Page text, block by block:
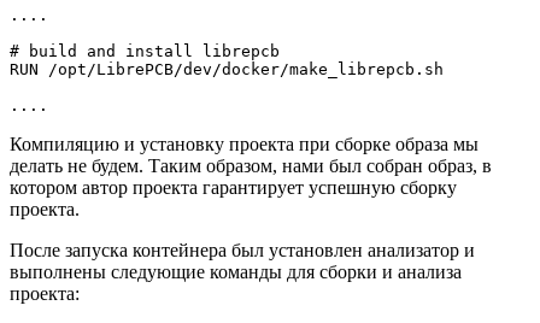
....
# build and install librepcb
RUN /opt/LibrePCB/dev/docker/make_librepcb.sh
....
Компиляцию и установку проекта при сборке образа мы
делать не будем. Таким образом, нами был собран образ, в
котором автор проекта гарантирует успешную сборку
проекта.
После запуска контейнера был установлен анализатор и
выполнены следующие команды для сборки и анализа
проекта: